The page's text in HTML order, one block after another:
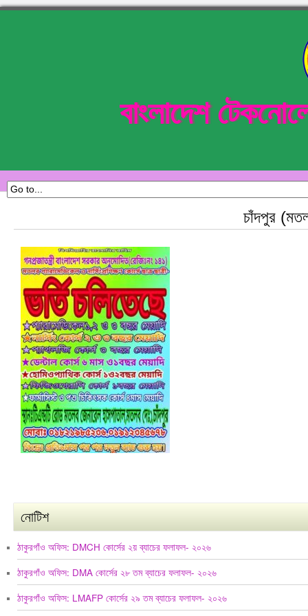
বাংলাদেশ
চাঁদপুর
নোটিশ
ঠাকুরগাঁও অফিস: DMCH কোর্সের ২য় ব্যাচের ফলাফল- ২০২৬
ঠাকুরগাঁও অফিস: DMA কোর্সের ২৮ তম ব্যাচের ফলাফল- ২০২৬
ঠাকুরগাঁও অফিস: LMAFP কোর্সের ২৯ তম ব্যাচের ফলাফল- ২০২৬